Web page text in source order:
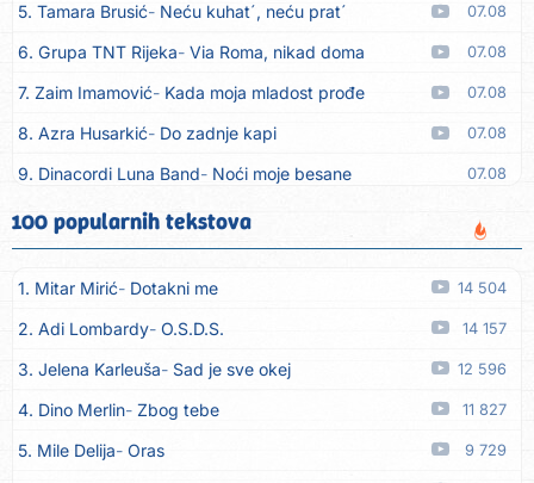
5. Tamara Brusić Neću kuhat´, neću prat´ 07.08
6. Grupa TNT Rijeka Via Roma, nikad doma 07.08
7. Zaim Imamović Kada moja mladost prođe 07.08
8. Azra Husarkić Do zadnje kapi 07.08
9. Dinacordi Luna Band Noći moje besane 07.08
10. Pet za 5 Pozdravi mi Stubicu
11. Dinacordi Luna Band Anđeo moj 07.08
12. Vesna Kartuš Vrati se 07.08
13. Severina Pozovi me ti (Anksiozna) 06.08
14. Fidellio Summer Time 06.08
15. Tereza Kesovija Volim te 06.08
16. Ruswaj Sada znam, to je ljubav 06.08
100 popularnih tekstova
1. Mitar Mirić Dotakni me 14 504
2. Adi Lombardy O.S.D.S. 14 157
3. Jelena Karleuša Sad je sve okej 12 596
4. Dino Merlin Zbog tebe 11 827
5. Mile Delija Oras 9 729